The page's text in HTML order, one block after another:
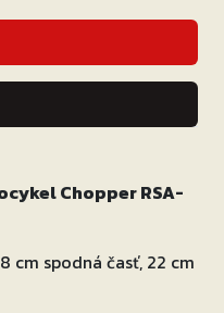
Chopper RSA-
cm spodná časť, 22 cm